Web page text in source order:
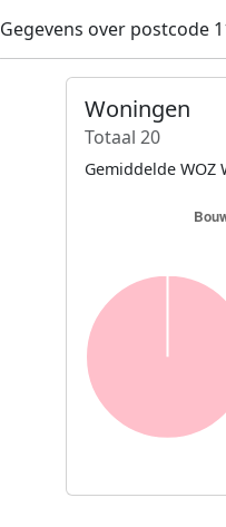
Gegevens over postcode
Woningen
Totaal 20
Gemiddelde WOZ